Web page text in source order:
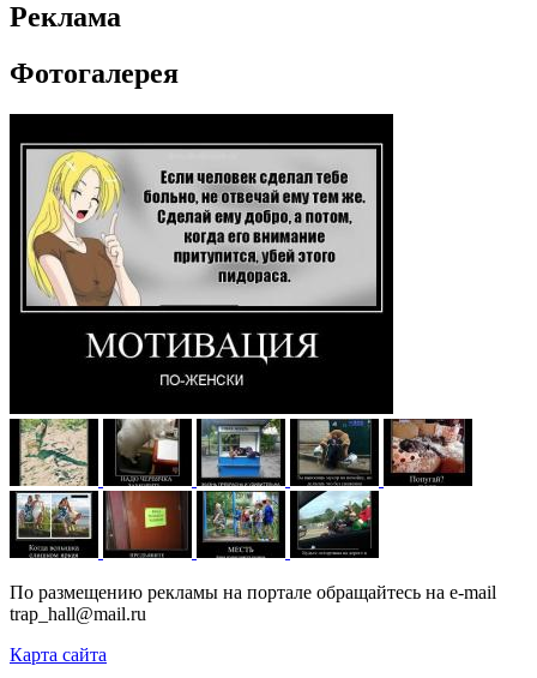
Реклама
Фотогалерея
По размещению рекламы на портале обращайтесь на e-mail
trap_hall@mail.ru
Карта сайта